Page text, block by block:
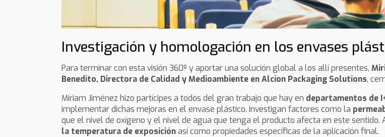
Investigación y homologación en los envases
Para terminar con esta visión 360º y aportar una solución global a los allí presentes,
Benedito, Directora de Calidad y Medioambiente en Alcion Packaging Solutions,
Miriam Jiménez hizo partícipes a todos del gran trabajo que hay en departamentos de
implementar dichas mejoras en el envase plástico. Investigan factores como la
que el nivel de oxígeno y el nivel de agua que tenga el producto afecta en este
la temperatura de exposiciónasí como propiedades específicas de la aplicación final.